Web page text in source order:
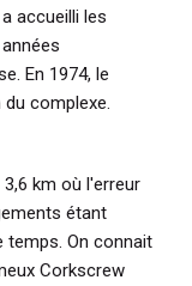
accueilli les
En 1974, le
complexe.
km où l'erreur
étant
temps. On connait
Corkscrew